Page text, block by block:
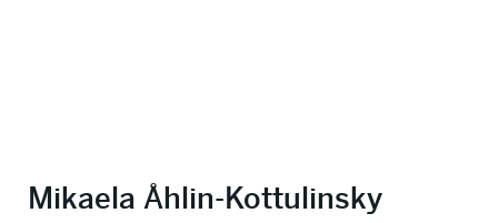
Mikaela Åhlin-Kottulinsky